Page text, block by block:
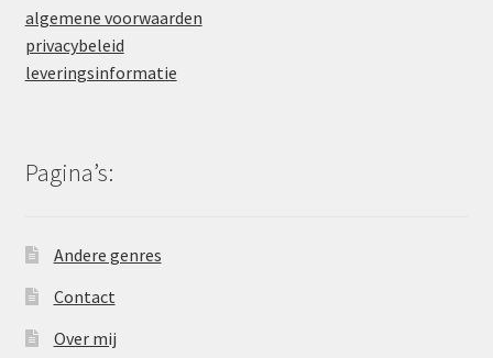
algemene voorwaarden
privacybeleid
leveringsinformatie
Pagina’s:
Andere genres
Contact
Over mij